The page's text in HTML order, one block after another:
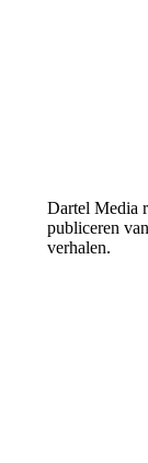
Dartel Media
publiceren
verhalen.